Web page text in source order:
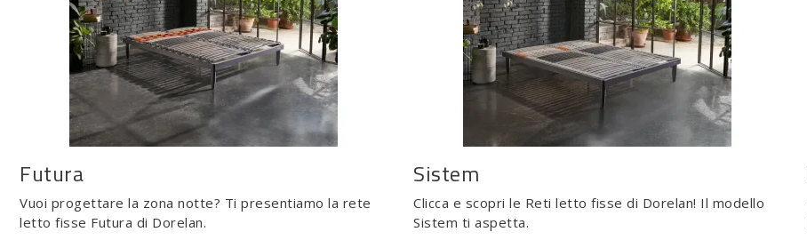
Futura
Vuoi progettare la zona notte? Ti presentiamo la rete
letto fisse Futura di Dorelan.
Sistem
Clicca e scopri le Reti letto fisse di Dorelan! Il modello
Sistem ti aspetta.